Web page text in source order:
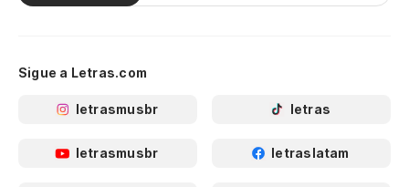
Sigue a Letras.com
letrasmusbr letras
letrasmusbr letraslatam